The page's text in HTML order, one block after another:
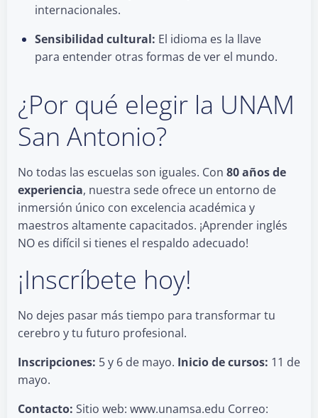
internacionales.
Sensibilidad cultural: El idioma es la llave
para entender otras formas de ver el mundo.
¿Por qué elegir la UNAM
San Antonio?
No todas las escuelas son iguales. Con 80 años de
experiencia, nuestra sede ofrece un entorno de
inmersión único con excelencia académica y
maestros altamente capacitados. ¡Aprender inglés
NO es difícil si tienes el respaldo adecuado!
¡Inscríbete hoy!
No dejes pasar más tiempo para transformar tu
cerebro y tu futuro profesional.
Inscripciones: 5 y 6 de mayo. Inicio de cursos: 11 de
mayo.
Contacto: Sitio web: www.unamsa.edu Correo: